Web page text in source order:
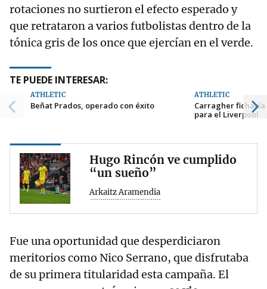
rotaciones no surtieron el efecto esperado y
que retrataron a varios futbolistas dentro de la
tónica gris de los once que ejercían en el verde.
TE PUEDE INTERESAR:
ATHLETIC
Beñat Prados, operado con éxito
ATHLETIC
Carragher ficharía
para el Liverpool
Hugo Rincón ve cumplido
“un sueño”
Arkaitz Aramendia
Fue una oportunidad que desperdiciaron
meritorios como Nico Serrano, que disfrutaba
de su primera titularidad esta campaña. El